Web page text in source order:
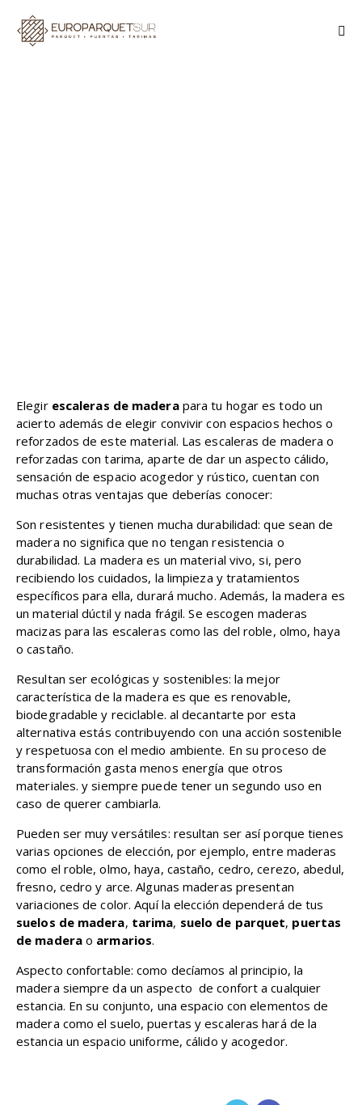
Elegir escaleras de maderapara tu hogar es todo un
acierto además de elegir convivir con espacios hechos o
reforzados de este material. Las escaleras de madera o
reforzadas con tarima, aparte de dar un aspecto cálido,
sensación de espacio acogedor y rústico, cuentan con
muchas otras ventajas que deberías conocer:
Son resistentes y tienen mucha durabilidad: que sean de
madera no significa que no tengan resistencia o
durabilidad. La madera es un material vivo, si, pero
recibiendo los cuidados, la limpieza y tratamientos
específicos para ella, durará mucho. Además, la madera es
un material dúctil y nada frágil. Se escogen maderas
macizas para las escaleras como las del roble, olmo, haya
o castaño.
Resultan ser ecológicas y sostenibles: la mejor
característica de la madera es que es renovable,
biodegradable y reciclable. al decantarte por esta
alternativa estás contribuyendo con una acción sostenible
y respetuosa con el medio ambiente. En su proceso de
transformación gasta menos energía que otros
materiales. y siempre puede tener un segundo uso en
caso de querer cambiarla.
Pueden ser muy versátiles: resultan ser así porque tienes
varias opciones de elección, por ejemplo, entre maderas
como el roble, olmo, haya, castaño, cedro, cerezo, abedul,
fresno, cedro y arce. Algunas maderas presentan
variaciones de color. Aquí la elección dependerá de tus
suelos de madera, tarima, suelo de parquet, puertas
de maderao armarios.
Aspecto confortable: como decíamos al principio, la
madera siempre da un aspecto de confort a cualquier
estancia. En su conjunto, una espacio con elementos de
madera como el suelo, puertas y escaleras hará de la
estancia un espacio uniforme, cálido y acogedor.